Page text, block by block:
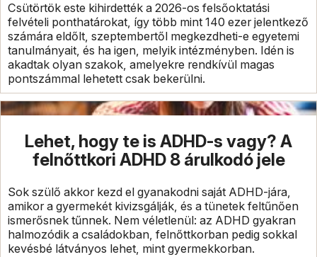
Csütörtök este kihirdették a 2026-os felsőoktatási
felvételi ponthatárokat, így több mint 140 ezer jelentkező
számára eldőlt, szeptembertől megkezdheti-e egyetemi
tanulmányait, és ha igen, melyik intézményben. Idén is
akadtak olyan szakok, amelyekre rendkívül magas
pontszámmal lehetett csak bekerülni.
Lehet, hogy te is ADHD-s vagy? A
felnőttkori ADHD 8 árulkodó jele
Sok szülő akkor kezd el gyanakodni saját ADHD-jára,
amikor a gyermekét kivizsgálják, és a tünetek feltűnően
ismerősnek tűnnek. Nem véletlenül: az ADHD gyakran
halmozódik a családokban, felnőttkorban pedig sokkal
kevésbé látványos lehet, mint gyermekkorban.